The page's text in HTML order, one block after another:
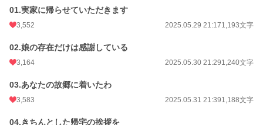
2025/05/29……連載開始
恋愛 1,101 位 / 66,374 件
01.実家に帰らせていただきます
3,552 2025.05.29 21:171,193文字
02.娘の存在だけは感謝している
3,164 2025.05.30 21:291,240文字
03.あなたの故郷に着いたわ
3,583 2025.05.31 21:391,188文字
04.きちんとした帰宅の挨拶を